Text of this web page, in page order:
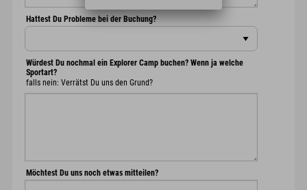
Hattest Du Probleme bei der Buchung?
Würdest Du nochmal ein Explorer Camp buchen? Wenn ja welche
Sportart?
falls nein: Verrätst Du uns den Grund?
Möchtest Du uns noch etwas mitteilen?